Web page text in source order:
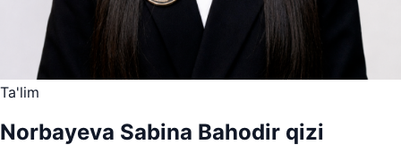
Ta'lim
Norbayeva Sabina Bahodir qizi